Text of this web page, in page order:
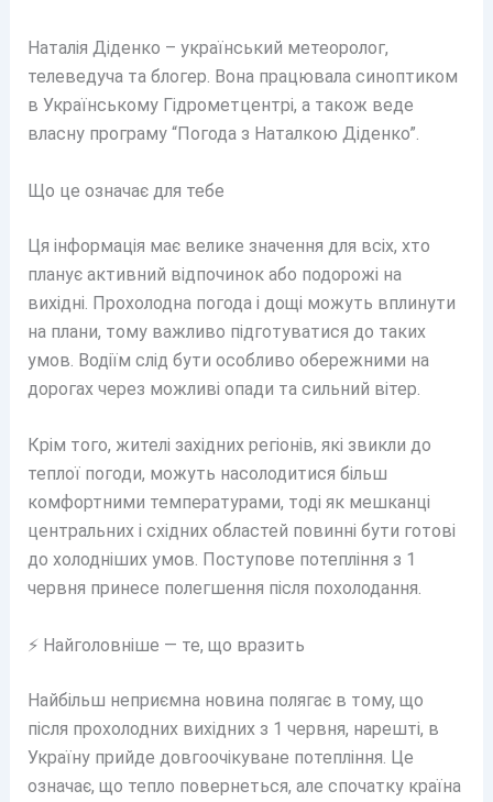
Наталія Діденко – український метеоролог,
телеведуча та блогер. Вона працювала синоптиком
в Українському Гідрометцентрі, а також веде
власну програму “Погода з Наталкою Діденко”.
Що це означає для тебе
Ця інформація має велике значення для всіх, хто
планує активний відпочинок або подорожі на
вихідні. Прохолодна погода і дощі можуть вплинути
на плани, тому важливо підготуватися до таких
умов. Водіїм слід бути особливо обережними на
дорогах через можливі опади та сильний вітер.
Крім того, жителі західних регіонів, які звикли до
теплої погоди, можуть насолодитися більш
комфортними температурами, тоді як мешканці
центральних і східних областей повинні бути готові
до холодніших умов. Поступове потепління з 1
червня принесе полегшення після похолодання.
⚡ Найголовніше — те, що вразить
Найбільш неприємна новина полягає в тому, що
після прохолодних вихідних з 1 червня, нарешті, в
Україну прийде довгоочікуване потепління. Це
означає, що тепло повернеться, але спочатку країна